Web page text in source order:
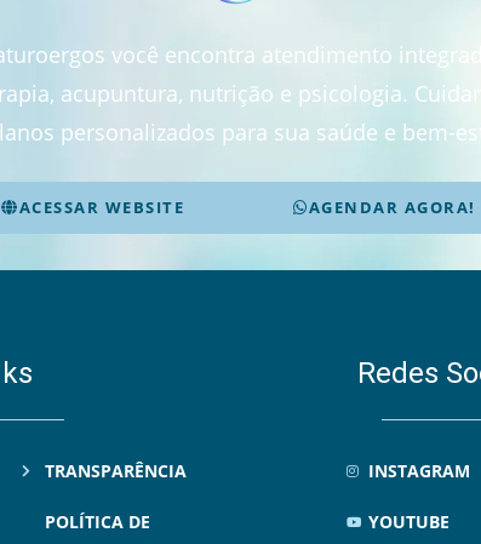
você encontra atendimento
acupuntura, nutrição e psicologia.
personalizados para sua saúde e bem-
ACESSAR WEBSITE AGENDAR AGORA!
TRANSPARÊNCIA
POLÍTICA DE
Redes
INSTAGRAM
YOUTUBE